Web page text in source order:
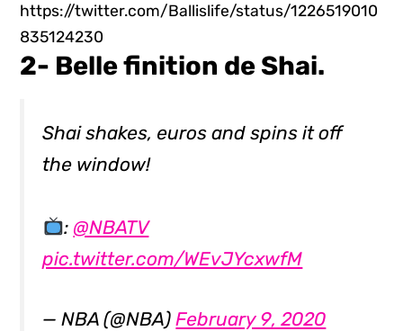
https://twitter.com/Ballislife/status/1226519010
835124230
2- Belle finition de Shai.
Shai shakes, euros and spins it off
the window!
: @NBATV
pic.twitter.com/WEvJYcxwfM
— NBA (@NBA)February 9, 2020